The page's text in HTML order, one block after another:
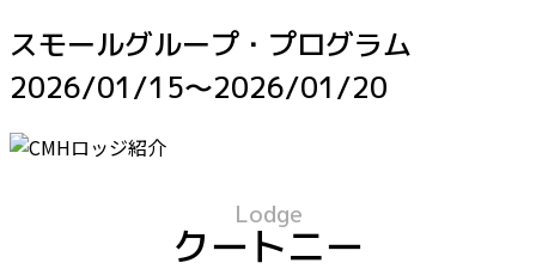
スモールグループ・プログラム
2026/01/15～2026/01/20
Lodge
クートニー